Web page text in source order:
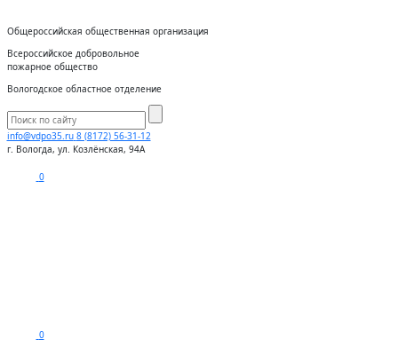
Общероссийская общественная организация
Всероссийское добровольное
пожарное общество
Вологодское областное отделение
info@vdpo35.ru 8 (8172) 56-31-12
г. Вологда, ул. Козлёнская, 94А
0
0